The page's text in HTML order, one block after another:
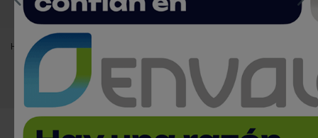
Home Agenda
Jornadas técnicas sobre tecnología de membranas